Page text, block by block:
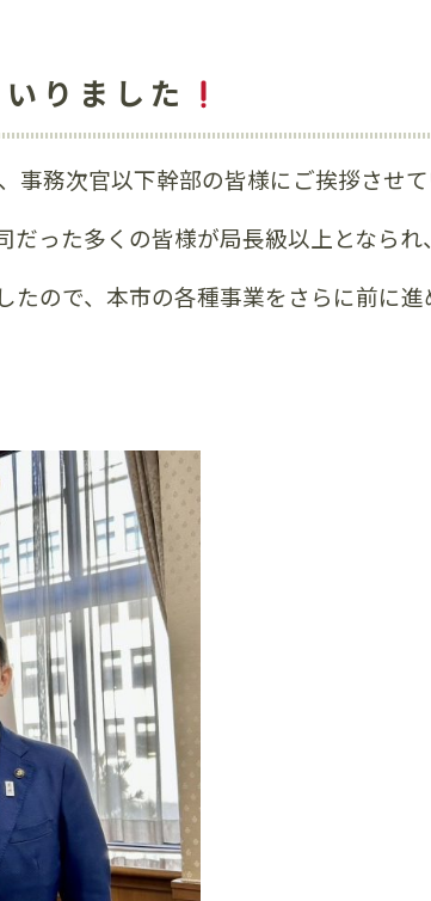
りました
事務次官以下幹部の皆様にご挨拶させ
った多くの皆様が局長級以上となられ
ので、本市の各種事業をさらに前に進